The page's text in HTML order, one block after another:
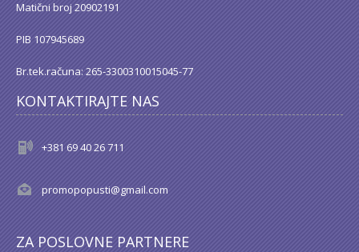
Matični broj 20902191
PIB 107945689
Br.tek.računa: 265-3300310015045-77
KONTAKTIRAJTE NAS
+381 69 40 26 711
promopopusti@gmail.com
ZA POSLOVNE PARTNERE